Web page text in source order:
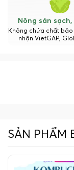
Nông sản
Không chứa chất
nhận VietGAP,
SẢN PHẨM